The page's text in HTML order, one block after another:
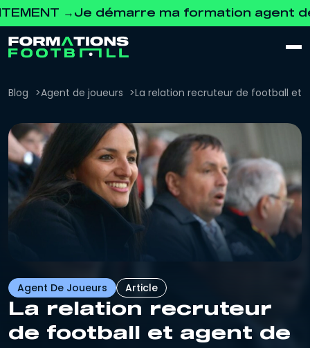
→Je démarre ma formation agent de
Blog Agent de joueurs La relation recruteur de football et
Agent De Joueurs Article
La relation recruteur
de football et agent de